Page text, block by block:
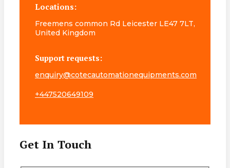
Locations:
Freemens common Rd Leicester LE47 7LT,
United Kingdom
Support requests:
enquiry@cotecautomationequipments.com
+447520649109
Get In Touch